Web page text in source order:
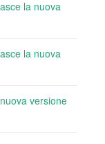
la nuova
la nuova
versione